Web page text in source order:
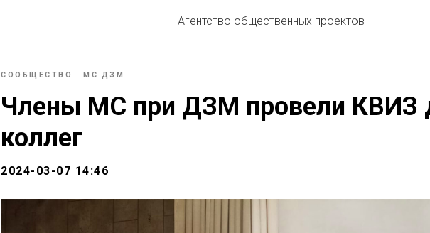
Агентство общественных проектов
СООБЩЕСТВО МС ДЗМ
Члены МС при ДЗМ провели КВИЗ
коллег
2024-03-07 14:46